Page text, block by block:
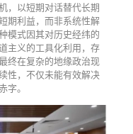
，以短期对话替代长期
期利益，而非系统性解
模式因其对历史经纬的
主义的工具化利用，存
终在复杂的地缘政治现
性，不仅未能有效解决
字。